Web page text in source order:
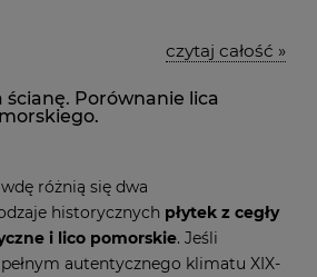
czytaj całość »
ścianę. Porównanie lica
różnią się dwa
historycznych płytek z cegły
i lico pomorskie. Jeśli
autentycznego klimatu XIX-